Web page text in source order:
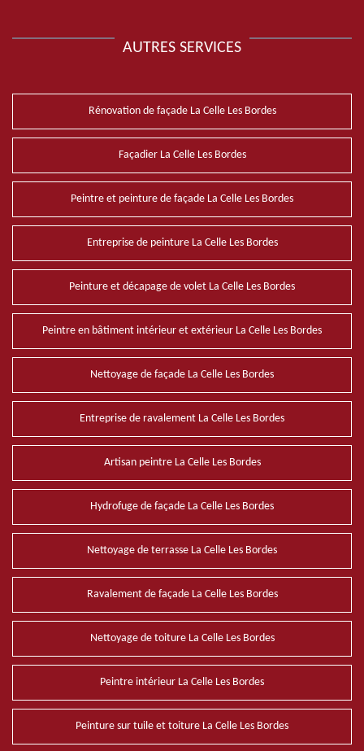
AUTRES SERVICES
Rénovation de façade La Celle Les Bordes
Façadier La Celle Les Bordes
Peintre et peinture de façade La Celle Les Bordes
Entreprise de peinture La Celle Les Bordes
Peinture et décapage de volet La Celle Les Bordes
Peintre en bâtiment intérieur et extérieur La Celle Les Bordes
Nettoyage de façade La Celle Les Bordes
Entreprise de ravalement La Celle Les Bordes
Artisan peintre La Celle Les Bordes
Hydrofuge de façade La Celle Les Bordes
Nettoyage de terrasse La Celle Les Bordes
Ravalement de façade La Celle Les Bordes
Nettoyage de toiture La Celle Les Bordes
Peintre intérieur La Celle Les Bordes
Peinture sur tuile et toiture La Celle Les Bordes